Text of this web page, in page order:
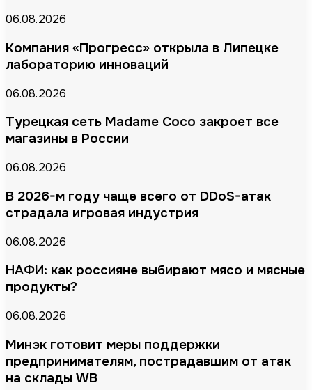
06.08.2026
Компания «Прогресс» открыла в Липецке
лабораторию инноваций
06.08.2026
Турецкая сеть Madame Coco закроет все
магазины в России
06.08.2026
В 2026-м году чаще всего от DDoS-атак
страдала игровая индустрия
06.08.2026
НАФИ: как россияне выбирают мясо и мясные
продукты?
06.08.2026
Минэк готовит меры поддержки
предпринимателям, пострадавшим от атак
на склады WB